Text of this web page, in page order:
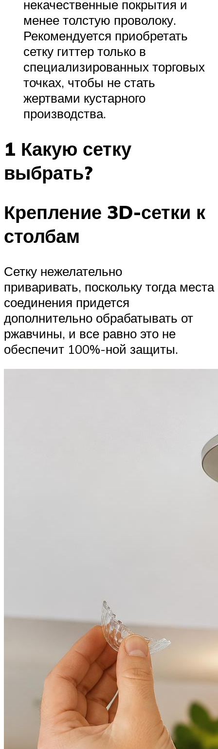
некачественные покрытия и
менее толстую проволоку.
Рекомендуется приобретать
сетку гиттер только в
специализированных торговых
точках, чтобы не стать
жертвами кустарного
производства.
1 Какую сетку
выбрать?
Крепление 3D-сетки к
столбам
Сетку нежелательно
приваривать, поскольку тогда места
соединения придется
дополнительно обрабатывать от
ржавчины, и все равно это не
обеспечит 100%-ной защиты.